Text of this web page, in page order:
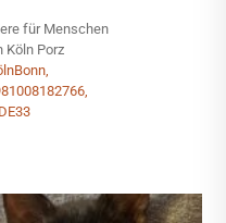
für Menschen
Köln Porz